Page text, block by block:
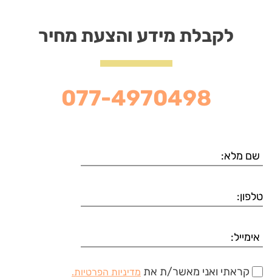
לקבלת מידע והצעת מחיר
077-4970498
קראתי ואני מאשר/ת את מדיניות הפרטיות.